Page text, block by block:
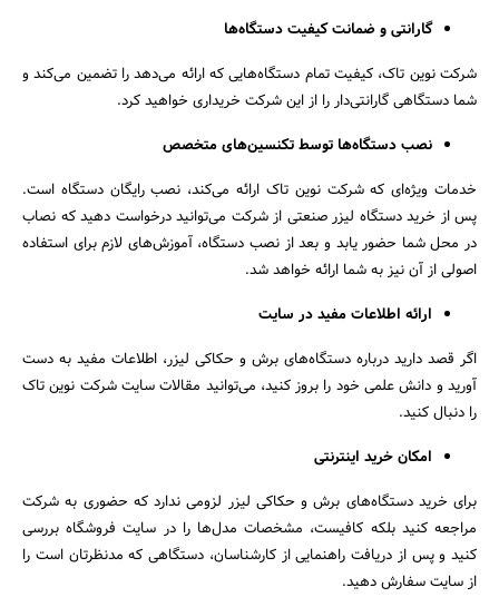
گارانتی و ضمانت کیفیت دستگاه‌ها
شرکت نوین تاک، کیفیت تمام دستگاه‌هایی که ارائه می‌دهد را تضمین می‌کند و
شما دستگاهی گارانتی‌دار را از این شرکت خریداری خواهید کرد.
نصب دستگاه‌ها توسط تکنسین‌های متخصص
خدمات ویژه‌ای که شرکت نوین تاک ارائه می‌کند، نصب رایگان دستگاه است.
پس از خرید دستگاه لیزر صنعتی از شرکت می‌توانید درخواست دهید که نصاب
در محل شما حضور یابد و بعد از نصب دستگاه، آموزش‌های لازم برای استفاده
اصولی از آن نیز به شما ارائه خواهد شد.
ارائه اطلاعات مفید در سایت
اگر قصد دارید درباره دستگاه‌های برش و حکاکی لیزر، اطلاعات مفید به دست
آورید و دانش علمی خود را بروز کنید، می‌توانید مقالات سایت شرکت نوین تاک
را دنبال کنید.
امکان خرید اینترنتی
برای خرید دستگاه‌های برش و حکاکی لیزر لزومی ندارد که حضوری به شرکت
مراجعه کنید بلکه کافیست، مشخصات مدل‌ها را در سایت فروشگاه بررسی
کنید و پس از دریافت راهنمایی از کارشناسان، دستگاهی که مدنظرتان است را
از سایت سفارش دهید.